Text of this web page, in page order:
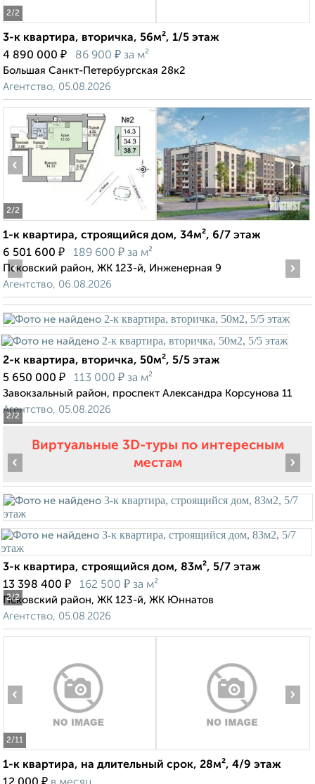
2/2
3-к квартира, вторичка, 56м², 1/5 этаж
4 890 000 ₽ 86 900 ₽ за м²
Большая Санкт-Петербургская 28к2
Агентство, 05.08.2026
2/2
‹ ›
1-к квартира, строящийся дом, 34м², 6/7 этаж
6 501 600 ₽ 189 600 ₽ за м²
Псковский район, ЖК 123-й, Инженерная 9
Агентство, 06.08.2026
2/2
‹ ›
2-к квартира, вторичка, 50м², 5/5 этаж
5 650 000 ₽ 113 000 ₽ за м²
Завокзальный район, проспект Александра Корсунова 11
Агентство, 05.08.2026
Виртуальные 3D-туры по интересным
местам
2/2
‹ ›
3-к квартира, строящийся дом, 83м², 5/7 этаж
13 398 400 ₽ 162 500 ₽ за м²
Псковский район, ЖК 123-й, ЖК Юннатов
Агентство, 05.08.2026
2/11
‹ ›
1-к квартира, на длительный срок, 28м², 4/9 этаж